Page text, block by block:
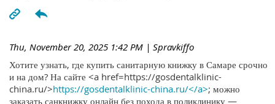
Thu, November 20, 2025 1:42 PM | Spravkiffo
Хотите узнать, где купить санитарную книжку в Самаре срочно
и на дом? На сайте <a href=https://gosdentalklinic-
china.ru/>https://gosdentalklinic-china.ru/</a>; можно
заказать санкнижку онлайн без похода в поликлинику —